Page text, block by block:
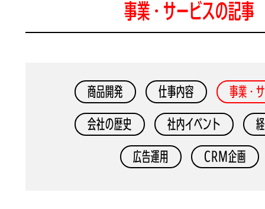
事業・サービスの記事
商品開発 仕事内容 事業・
会社の歴史 社内イベント
広告運用 CRM企画